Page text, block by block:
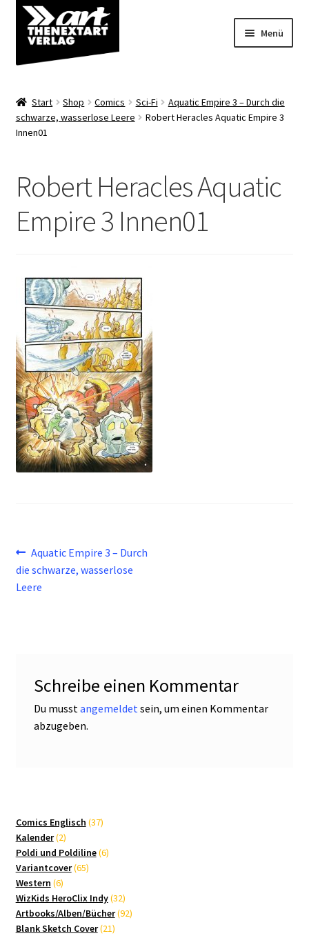
Zur
Navigation
springen
Zum
Inhalt
springen
Menü
Shop
Start Shop Comics Sci-Fi
Aquatic Empire 3 – Durch die
schwarze, wasserlose Leere
Robert Heracles Aquatic Empire 3
Innen01
Robert Heracles Aquatic
Empire 3 Innen01
Beitragsnavigation
Vorheriger
Beitrag:
Aquatic Empire 3 – Durch
die schwarze, wasserlose
Leere
Schreibe einen Kommentar
Du musst angemeldet sein, um einen Kommentar
abzugeben.
Comics Englisch 3737
Kalender 22
Produkte
Poldi und Poldiline 66
Variantcover 6565
Western 66
Produkte
WizKids HeroClix Indy 3232
Produkte
Artbooks/Alben/Bücher 9292
Blank Sketch Cover 2121